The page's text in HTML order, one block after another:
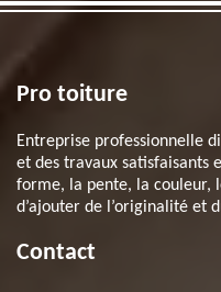
Pro toiture
Entreprise professionnelle
et des travaux satisfaisants
forme, la pente, la couleur,
d’ajouter de l’originalité et
Contact